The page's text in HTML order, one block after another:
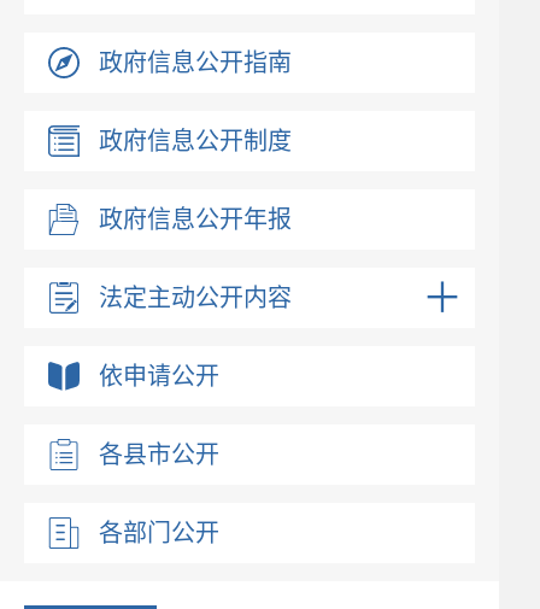
政府信息公开指南
政府信息公开制度
政府信息公开年报
法定主动公开内容
依申请公开
各县市公开
各部门公开